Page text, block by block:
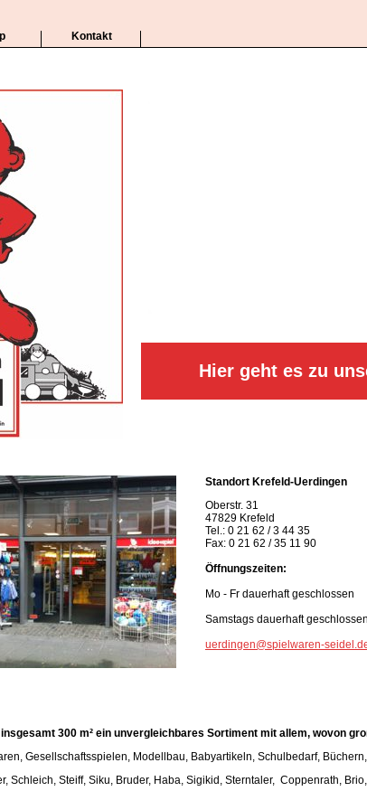
Kontakt
Hier geht es zu
Standort Krefeld-Uerdingen
Oberstr. 31
47829 Krefeld
Tel.: 0 21 62 / 3 44 35
Fax: 0 21 62 / 35 11 90
Öffnungszeiten:
Mo - Fr dauerhaft geschlossen
Samstags dauerhaft geschlossen
uerdingen@spielwaren-
300 m² ein unvergleichbares Sortiment mit allem, wovon
Gesellschaftsspielen, Modellbau, Babyartikeln, Schulbedarf,
Schleich, Steiff, Siku, Bruder, Haba, Sigikid, Sterntaler, Coppenrath,